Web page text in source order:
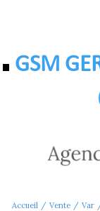
GSM
Accueil Vente Var